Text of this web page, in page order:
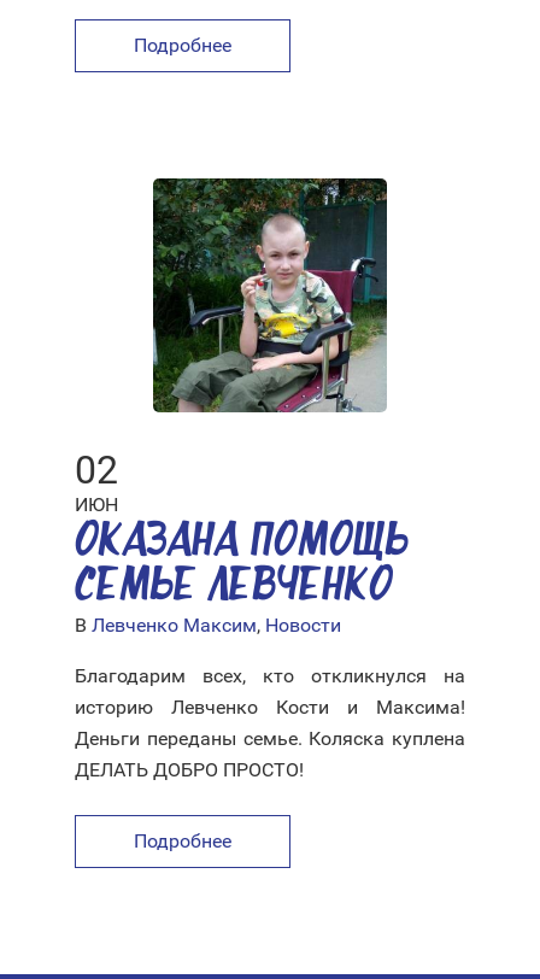
Подробнее
02
ИЮН
ОКАЗАНА ПОМОЩЬ
СЕМЬЕ ЛЕВЧЕНКО
В Левченко Максим, Новости
Благодарим всех, кто откликнулся на
историю Левченко Кости и Максима!
Деньги переданы семье. Коляска куплена
ДЕЛАТЬ ДОБРО ПРОСТО!
Подробнее